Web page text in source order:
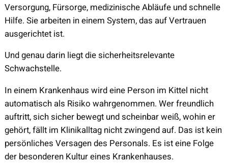
Versorgung, Fürsorge, medizinische Abläufe und schnelle
Hilfe. Sie arbeiten in einem System, das auf Vertrauen
ausgerichtet ist.
Und genau darin liegt die sicherheitsrelevante
Schwachstelle.
In einem Krankenhaus wird eine Person im Kittel nicht
automatisch als Risiko wahrgenommen. Wer freundlich
auftritt, sich sicher bewegt und scheinbar weiß, wohin er
gehört, fällt im Klinikalltag nicht zwingend auf. Das ist kein
persönliches Versagen des Personals. Es ist eine Folge
der besonderen Kultur eines Krankenhauses.